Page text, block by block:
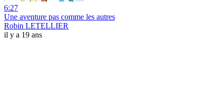
6:27
Une aventure pas comme les autres
Robin LETELLIER
il y a 19 ans